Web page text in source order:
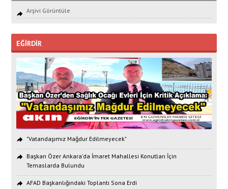
Arşivi Görüntüle
EĞİRDİR
"Vatandaşımız Mağdur Edilmeyecek"
Başkan Özer Ankara’da İmaret Mahallesi Konutları İçin
Temaslarda Bulundu
AFAD Başkanlığındaki Toplantı Sona Erdi